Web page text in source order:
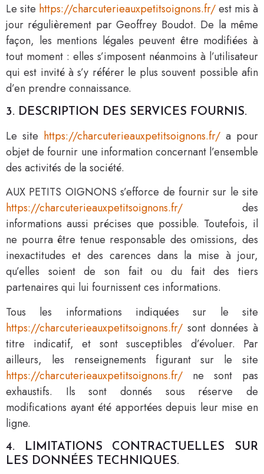
Le site https://charcuterieauxpetitsoignons.fr/est mis à
jour régulièrement par Geoffrey Boudot. De la même
façon, les mentions légales peuvent être modifiées à
tout moment : elles s’imposent néanmoins à l’utilisateur
qui est invité à s’y référer le plus souvent possible afin
d’en prendre connaissance.
3. DESCRIPTION DES SERVICES FOURNIS.
Le site https://charcuterieauxpetitsoignons.fr/ a pour
objet de fournir une information concernant l’ensemble
des activités de la société.
AUX PETITS OIGNONS s’efforce de fournir sur le site
https://charcuterieauxpetitsoignons.fr/ des
informations aussi précises que possible. Toutefois, il
ne pourra être tenue responsable des omissions, des
inexactitudes et des carences dans la mise à jour,
qu’elles soient de son fait ou du fait des tiers
partenaires qui lui fournissent ces informations.
Tous les informations indiquées sur le site
https://charcuterieauxpetitsoignons.fr/ sont données à
titre indicatif, et sont susceptibles d’évoluer. Par
ailleurs, les renseignements figurant sur le site
https://charcuterieauxpetitsoignons.fr/ ne sont pas
exhaustifs. Ils sont donnés sous réserve de
modifications ayant été apportées depuis leur mise en
ligne.
4. LIMITATIONS CONTRACTUELLES SUR
LES DONNÉES TECHNIQUES.